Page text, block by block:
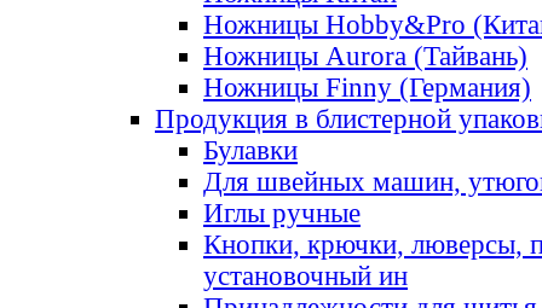
Ножницы Hobby&Pro
Ножницы Aurora (Тайвань)
Ножницы Finny (Германия)
Продукция в блистерной
Булавки
Для швейных машин,
Иглы ручные
Кнопки, крючки, люверсы,
установочный ин